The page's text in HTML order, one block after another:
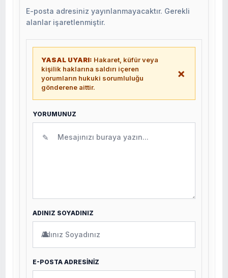
E-posta adresiniz yayınlanmayacaktır. Gerekli
alanlar işaretlenmiştir.
YASAL UYARI: Hakaret, küfür veya
kişilik haklarına saldırı içeren
yorumların hukuki sorumluluğu
gönderene aittir.
×
YORUMUNUZ
✎
ADINIZ SOYADINIZ
👤
E-POSTA ADRESİNİZ